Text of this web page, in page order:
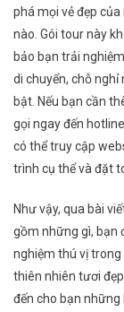
phá mọi vẻ đẹp
nào. Gói tour này
bảo bạn trải
di chuyển, chỗ
bật. Nếu bạn cần
gọi ngay đến
có thể truy cập
trình cụ thể và đặt
Như vậy, qua bài
gồm những gì, bạn
nghiệm thú vị trong
thiên nhiên tươi
đến cho bạn